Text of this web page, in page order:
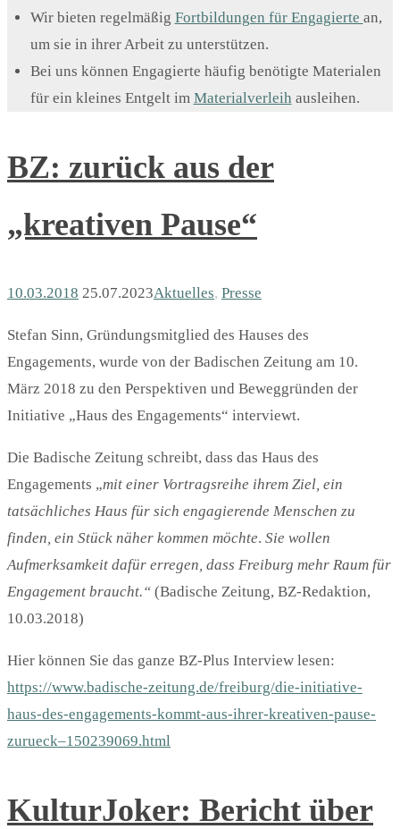
Wir bieten regelmäßig Fortbildungen für Engagierte an,
um sie in ihrer Arbeit zu unterstützen.
Bei uns können Engagierte häufig benötigte Materialen
für ein kleines Entgelt im Materialverleih ausleihen.
BZ: zurück aus der
„kreativen Pause“
10.03.2018 25.07.2023Aktuelles, Presse
Stefan Sinn, Gründungsmitglied des Hauses des
Engagements, wurde von der Badischen Zeitung am 10.
März 2018 zu den Perspektiven und Beweggründen der
Initiative „Haus des Engagements“ interviewt.
Die Badische Zeitung schreibt, dass das Haus des
Engagements „mit einer Vortragsreihe ihrem Ziel, ein
tatsächliches Haus für sich engagierende Menschen zu
finden, ein Stück näher kommen möchte. Sie wollen
Aufmerksamkeit dafür erregen, dass Freiburg mehr Raum für
Engagement braucht.“ (Badische Zeitung, BZ-Redaktion,
10.03.2018)
Hier können Sie das ganze BZ-Plus Interview lesen:
https://www.badische-zeitung.de/freiburg/die-initiative-
haus-des-engagements-kommt-aus-ihrer-kreativen-pause-
zurueck–150239069.html
KulturJoker: Bericht über